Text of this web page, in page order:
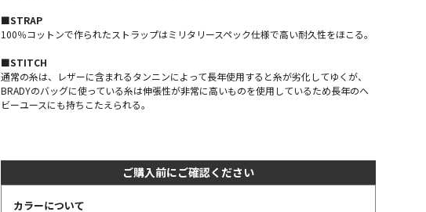
■STRAP
100％コットンで作られたストラップはミリタリースペック仕様で高い耐久性をほこる。
■STITCH
通常の糸は、レザーに含まれるタンニンによって長年使用すると糸が劣化してゆくが、
BRADYのバッグに使っている糸は伸張性が非常に高いものを使用しているため長年のヘ
ビーユースにも持ちこたえられる。
ご購入前にご確認ください
カラーについて